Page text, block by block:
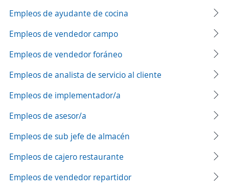
Empleos de ayudante de cocina
Empleos de vendedor campo
Empleos de vendedor foráneo
Empleos de analista de servicio al cliente
Empleos de implementador/a
Empleos de asesor/a
Empleos de sub jefe de almacén
Empleos de cajero restaurante
Empleos de vendedor repartidor